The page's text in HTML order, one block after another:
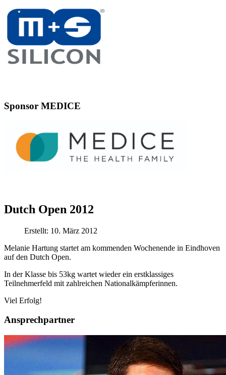
Sponsor MEDICE
Dutch Open 2012
Erstellt: 10. März 2012
Melanie Hartung startet am kommenden Wochenende in Eindhoven
auf den Dutch Open.
In der Klasse bis 53kg wartet wieder ein erstklassiges
Teilnehmerfeld mit zahlreichen Nationalkämpferinnen.
Viel Erfolg!
Ansprechpartner